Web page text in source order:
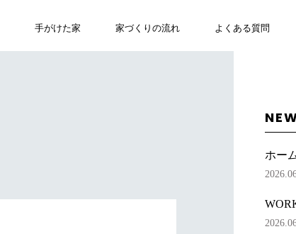
手がけた家
WORKS 家づくりの流れ
FLOW よくある質問
FAQ
ホー